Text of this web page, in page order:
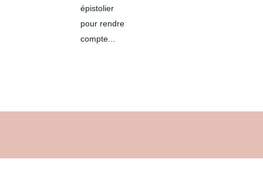
épistolier
pour rendre
compte...